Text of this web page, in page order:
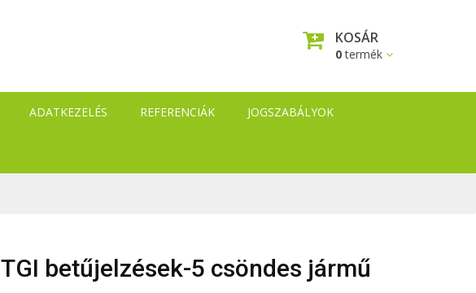
KOSÁR
0termék
ADATKEZELÉS REFERENCIÁK JOGSZABÁLYOK
TGI betűjelzések-5 csöndes jármű